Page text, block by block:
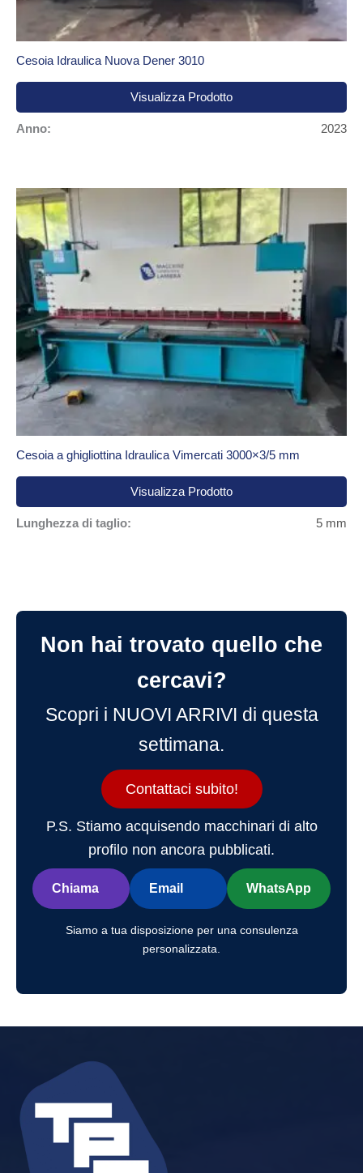
Cesoia Idraulica Nuova Dener 3010
Visualizza Prodotto
Anno: 2023
Cesoia a ghigliottina Idraulica Vimercati 3000×3/5 mm
Visualizza Prodotto
Lunghezza di taglio: 5 mm
Non hai trovato quello che
cercavi?
Scopri i NUOVI ARRIVI di questa
settimana.
Contattaci subito!
P.S. Stiamo acquisendo macchinari di alto
profilo non ancora pubblicati.
Chiama Email WhatsApp
Siamo a tua disposizione per una consulenza
personalizzata.